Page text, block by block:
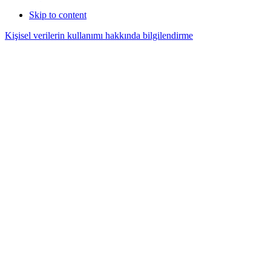
Skip to content
Kişisel verilerin kullanımı hakkında bilgilendirme